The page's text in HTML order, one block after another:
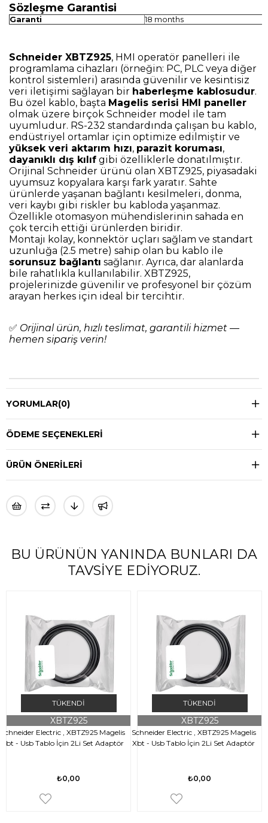
Sözleşme Garantisi
Garanti 18 months
Schneider XBTZ925, HMI operatör panelleri ile
programlama cihazları (örneğin: PC, PLC veya diğer
kontrol sistemleri) arasında güvenilir ve kesintisiz
veri iletişimi sağlayan bir haberleşme kablosudur.
Bu özel kablo, başta Magelis serisi HMI paneller
olmak üzere birçok Schneider model ile tam
uyumludur. RS-232 standardında çalışan bu kablo,
endüstriyel ortamlar için optimize edilmiştir ve
yüksek veri aktarım hızı, parazit koruması,
dayanıklı dış kılıf gibi özelliklerle donatılmıştır.
Orijinal Schneider ürünü olan XBTZ925, piyasadaki
uyumsuz kopyalara karşı fark yaratır. Sahte
ürünlerde yaşanan bağlantı kesilmeleri, donma,
veri kaybı gibi riskler bu kabloda yaşanmaz.
Özellikle otomasyon mühendislerinin sahada en
çok tercih ettiği ürünlerden biridir.
Montajı kolay, konnektör uçları sağlam ve standart
uzunluğa (2.5 metre) sahip olan bu kablo ile
sorunsuz bağlantı sağlanır. Ayrıca, dar alanlarda
bile rahatlıkla kullanılabilir. XBTZ925,
projelerinizde güvenilir ve profesyonel bir çözüm
arayan herkes için ideal bir tercihtir.
✅ Orijinal ürün, hızlı teslimat, garantili hizmet —
hemen sipariş verin!
YORUMLAR(0)
ÖDEME SEÇENEKLERI
ÜRÜN ÖNERILERI
BU ÜRÜNÜN YANINDA BUNLARI DA
TAVSIYE EDIYORUZ.
TÜKENDI
Schneider Electric , XBTZ925 Magelis
Xbt - Usb Tablo İçin 2Li Set Adaptör
XBTZ925
₺0,00
TÜKENDI
Schneider Electric , XBTZ925 Magelis
Xbt - Usb Tablo İçin 2Li Set Adaptör
XBTZ925
₺0,00